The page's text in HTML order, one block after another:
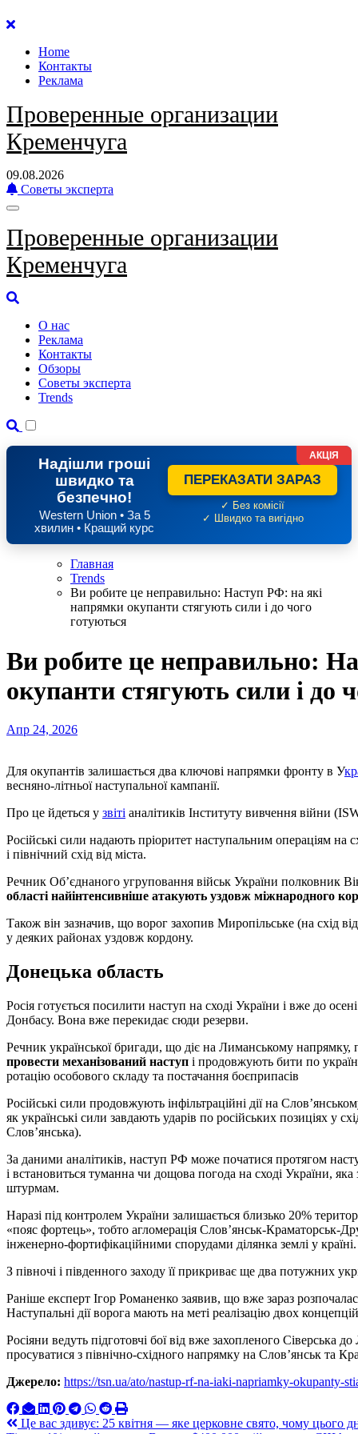
Перейти
содержанию
Home
Контакты
Реклама
Проверенные организации
Кременчуга
09.08.2026
Советы эксперта
Проверенные организации
Кременчуга
О нас
Реклама
Контакты
Обзоры
Советы эксперта
Trends
Надішли гроші
швидко та
безпечно!
Western Union • За 5
хвилин • Кращий курс
ПЕРЕКАЗАТИ ЗАРАЗ
✓ Без комісії
✓ Швидко та вигідно
АКЦІЯ
Главная
Trends
Ви робите це неправильно: Наступ РФ: на які
напрямки окупанти стягують сили і до чого
готуються
Ви робите це неправильно:
окупанти стягують сили і до
Апр 24, 2026
Для окупантів залишається два ключові напрямки фронту в У
весняно-літньої наступальної кампанії.
Про це йдеться у звіті аналітиків Інституту вивчення війни
Російські сили надають пріоритет наступальним операціям на
і північний схід від міста.
Речник Об’єднаного угруповання військ України полковник
області найінтенсивніше атакують уздовж міжнародного
Також він зазначив, що ворог захопив Миропільське (на схід
у деяких районах уздовж кордону.
Донецька область
Росія готується посилити наступ на сході України і вже до
Донбасу. Вона вже перекидає сюди резерви.
Речник української бригади, що діє на Лиманському
провести механізований наступ і продовжують бити по
ротацію особового складу та постачання боєприпасів
Російські сили продовжують інфільтраційні дії на
як українські сили завдають ударів по російських позиціях у
Слов’янська).
За даними аналітиків, наступ РФ може початися протягом
і встановиться туманна чи дощова погода на сході України,
штурмам.
Наразі під контролем України залишається близько 20%
«пояс фортець», тобто агломерація Слов’янськ-Краматорськ-
інженерно-фортифікаційними спорудами ділянка землі у країні.
З півночі і південного заходу її прикриває ще два потужних
Раніше експерт Ігор Романенко заявив, що вже зараз
Наступальні дії ворога мають на меті реалізацію двох
Росіяни ведуть підготовчі бої від вже захопленого
просуватися з північно-східного напрямку на Слов’янськ та
Джерело: https://tsn.ua/ato/nastup-rf-na-iaki-napriamky-okupanty-
Навигация
Це вас здивує: 25 квітня — яке церковне свято, чому цього